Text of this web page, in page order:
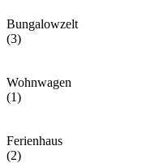
Bungalowzelt
(3)
Wohnwagen
(1)
Ferienhaus
(2)